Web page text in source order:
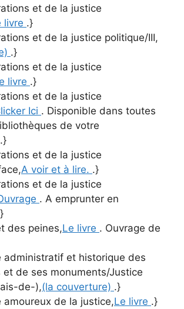
et de la justice
livre .}
et de la justice politique/III,
.}
et de la justice
livre .}
et de la justice
Ici . Disponible dans toutes
de votre
et de la justice
A voir et à lire. .}
et de la justice
. A emprunter en
des peines,Le livre . Ouvrage de
administratif et historique des
et de ses monuments/Justice
de-),(la couverture) .}
amoureux de la justice,Le livre .}